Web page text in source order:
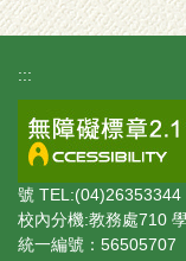
:::
號 TEL:(04)26353344
校內分機:教務處710
統一編號：56505707